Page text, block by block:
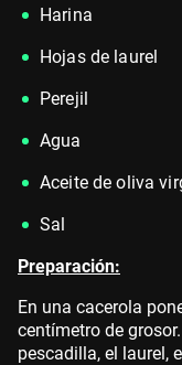
Harina
Hojas de laurel
Perejil
Agua
Aceite de oliva
Sal
Preparación:
En una cacerola
centímetro de grosor.
pescadilla, el laurel,